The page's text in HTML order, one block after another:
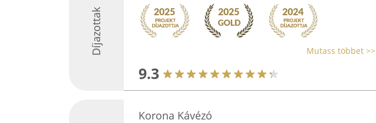
Díjazottak Mutass többet >>
9.3
Korona Kávézó